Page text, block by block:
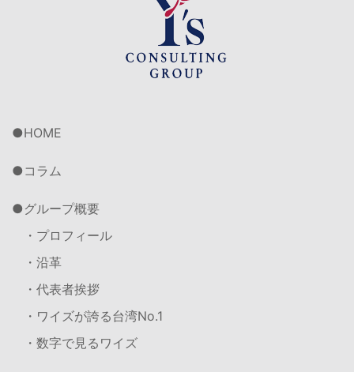
HOME
コラム
グループ概要
・プロフィール
・沿革
・代表者挨拶
・ワイズが誇る台湾No.1
・数字で見るワイズ